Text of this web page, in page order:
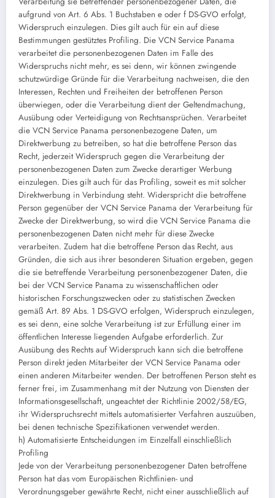
aufgrund von Art. 6 Abs. 1 Buchstaben e oder f DS-GVO erfolgt,
Widerspruch einzulegen. Dies gilt auch für ein auf diese
Bestimmungen gestütztes Profiling. Die VCN Service Panama
verarbeitet die personenbezogenen Daten im Falle des
Widerspruchs nicht mehr, es sei denn, wir können zwingende
schutzwürdige Gründe für die Verarbeitung nachweisen, die den
Interessen, Rechten und Freiheiten der betroffenen Person
überwiegen, oder die Verarbeitung dient der Geltendmachung,
Ausübung oder Verteidigung von Rechtsansprüchen. Verarbeitet
die VCN Service Panama personenbezogene Daten, um
Direktwerbung zu betreiben, so hat die betroffene Person das
Recht, jederzeit Widerspruch gegen die Verarbeitung der
personenbezogenen Daten zum Zwecke derartiger Werbung
einzulegen. Dies gilt auch für das Profiling, soweit es mit solcher
Direktwerbung in Verbindung steht. Widerspricht die betroffene
Person gegenüber der VCN Service Panama der Verarbeitung für
Zwecke der Direktwerbung, so wird die VCN Service Panama die
personenbezogenen Daten nicht mehr für diese Zwecke
verarbeiten. Zudem hat die betroffene Person das Recht, aus
Gründen, die sich aus ihrer besonderen Situation ergeben, gegen
die sie betreffende Verarbeitung personenbezogener Daten, die
bei der VCN Service Panama zu wissenschaftlichen oder
historischen Forschungszwecken oder zu statistischen Zwecken
gemäß Art. 89 Abs. 1 DS-GVO erfolgen, Widerspruch einzulegen,
es sei denn, eine solche Verarbeitung ist zur Erfüllung einer im
öffentlichen Interesse liegenden Aufgabe erforderlich. Zur
Ausübung des Rechts auf Widerspruch kann sich die betroffene
Person direkt jeden Mitarbeiter der VCN Service Panama oder
einen anderen Mitarbeiter wenden. Der betroffenen Person steht es
ferner frei, im Zusammenhang mit der Nutzung von Diensten der
Informationsgesellschaft, ungeachtet der Richtlinie 2002/58/EG,
ihr Widerspruchsrecht mittels automatisierter Verfahren auszuüben,
bei denen technische Spezifikationen verwendet werden.
h) Automatisierte Entscheidungen im Einzelfall einschließlich
Profiling
Jede von der Verarbeitung personenbezogener Daten betroffene
Person hat das vom Europäischen Richtlinien- und
Verordnungsgeber gewährte Recht, nicht einer ausschließlich auf